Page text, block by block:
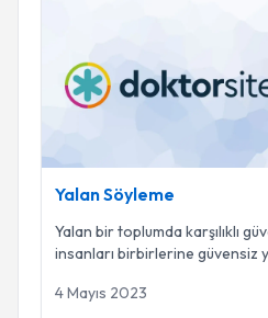
Yalan Söyleme
Yalan bir toplumda karşılıklı
insanları birbirlerine güvensiz
4 Mayıs 2023